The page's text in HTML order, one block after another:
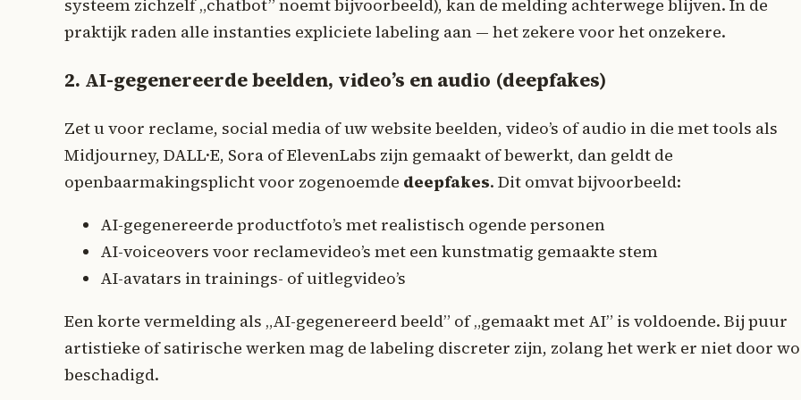
systeem zichzelf „chatbot” noemt bijvoorbeeld), kan de melding achterwege blijven. In de
praktijk raden alle instanties expliciete labeling aan — het zekere voor het onzekere.
2. AI-gegenereerde beelden, video’s en audio (deepfakes)
Zet u voor reclame, social media of uw website beelden, video’s of audio in die met tools als
Midjourney, DALL·E, Sora of ElevenLabs zijn gemaakt of bewerkt, dan geldt de
openbaarmakingsplicht voor zogenoemde deepfakes. Dit omvat bijvoorbeeld:
AI-gegenereerde productfoto’s met realistisch ogende personen
AI-voiceovers voor reclamevideo’s met een kunstmatig gemaakte stem
AI-avatars in trainings- of uitlegvideo’s
Een korte vermelding als „AI-gegenereerd beeld” of „gemaakt met AI” is voldoende. Bij puur
artistieke of satirische werken mag de labeling discreter zijn, zolang het werk er niet door
beschadigd.